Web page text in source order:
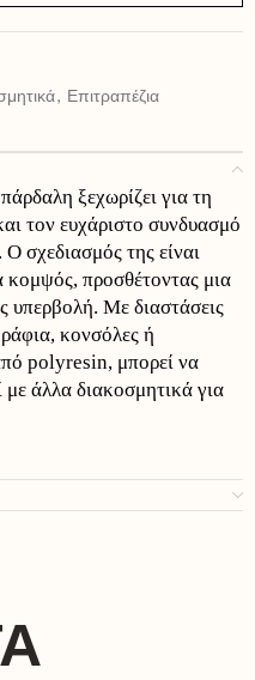
, Επιτραπέζια
ξεχωρίζει για τη
τον ευχάριστο συνδυασμό
σχεδιασμός της είναι
κομψός, προσθέτοντας μια
υπερβολή. Με διαστάσεις
κονσόλες ή
polyresin, μπορεί να
άλλα διακοσμητικά για